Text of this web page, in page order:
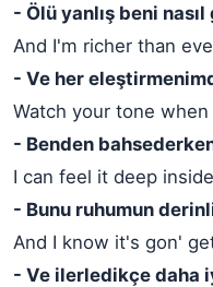
- Ölü yanlış beni
And I'm richer than
- Ve her
Watch your tone
- Benden
I can feel it deep
- Bunu ruhumun
And I know it's gon'
- Ve ilerledikçe daha